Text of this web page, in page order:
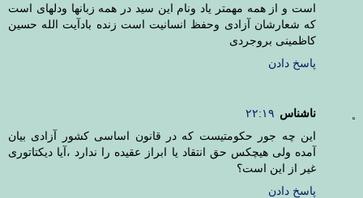
است و از همه مهمتر یاد ونام این سید در همه زبانها ودلهای است
که شعارشان آزادی وحفظ انسانیت است زنده بادآیت الله حسین
کاظمینی بروجردی
پاسخ دادن
ناشناس ۲۲:۱۹
این چه جور حکومتیست که در قانون اساسی کشور آزادی بیان
آمده ولی هیچکس حق انتقاد یا ابراز عقیده را ندارد ،آیا دیکتاتوری
غیر از این است؟
پاسخ دادن